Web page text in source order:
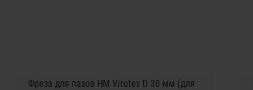
Фреза для пазов HM Virutex D 30 мм (для